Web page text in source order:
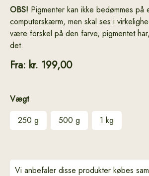
OBS! Pigmenter kan ikke bedømmes på
computerskærm, men skal ses i
være forskel på den farve, pigmentet
det.
Fra: kr. 199,00
Vægt
250 g
500 g 1 kg
Vi anbefaler disse produkter købes